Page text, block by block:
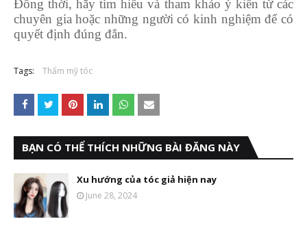
Đồng thời, hãy tìm hiểu và tham khảo ý kiến từ các
chuyên gia hoặc những người có kinh nghiệm để có
quyết định đúng đắn.
Tags: Thẩm mỹ tóc
BẠN CÓ THỂ THÍCH NHỮNG BÀI ĐĂNG NÀY
Xu hướng của tóc giả hiện nay
June 28, 2024